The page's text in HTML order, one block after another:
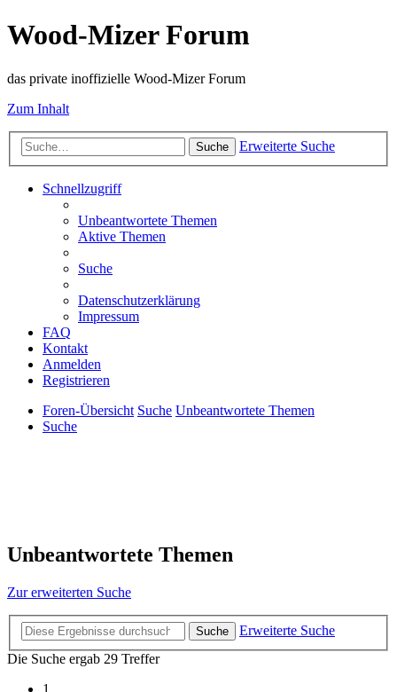
Wood-Mizer Forum
das private inoffizielle Wood-Mizer Forum
Zum Inhalt
Suche Erweiterte Suche
Schnellzugriff
Unbeantwortete Themen
Aktive Themen
Suche
Datenschutzerklärung
Impressum
FAQ
Kontakt
Anmelden
Registrieren
Foren-Übersicht Suche Unbeantwortete Themen
Suche
Unbeantwortete Themen
Zur erweiterten Suche
Suche
Erweiterte Suche
Die Suche ergab 29 Treffer
1